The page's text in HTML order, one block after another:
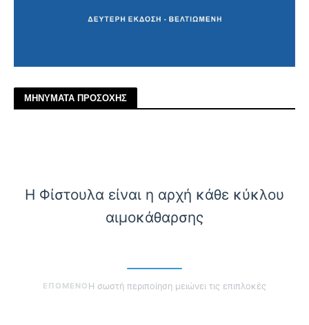
ΜΗΝΥΜΑΤΑ ΠΡΟΣΟΧΗΣ
Η Φίστουλα είναι η αρχή κάθε κύκλου
αιμοκάθαρσης
ΕΠΟΜΕΝΟ Η σωστή περιποίηση μειώνει τις επιπλοκές